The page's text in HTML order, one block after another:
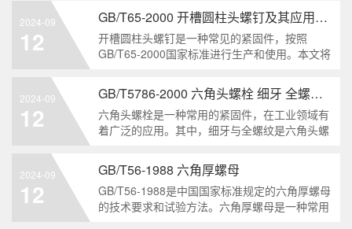
标准。本文将深度分析这种螺钉的特点、应用以
及制造要求等相关知识点，为读者提供全面的了
解。1. 六角头自
2024-09
12
GB/T65-2000 开槽圆柱头螺钉及其应用领域
开槽圆柱头螺钉是一种常见的紧固件，按照
GB/T65-2000国家标准进行生产和使用。本文将
领域，帮助读者更好地了解和应用该种螺钉。什
么是GB/T65-2000 开槽圆柱头螺钉？GB/T65-
200
2024-09
12
GB/T5786-2000 六角头螺栓 细牙 全螺纹——工业重要性和特点
六角头螺栓是一种常用的紧固件，在工业领域有
着广泛的应用。其中，细牙与全螺纹是六角头螺
两个方面，对GB/T5786-2000标准下的六角头螺
栓 细牙 全螺纹进行深度分析和知识挖掘。什么
是GB/T57
2024-09
12
GB/T56-1988 六角厚螺母
GB/T56-1988是中国国家标准规定的六角厚螺母
的技术要求和试验方法。六角厚螺母是一种常用